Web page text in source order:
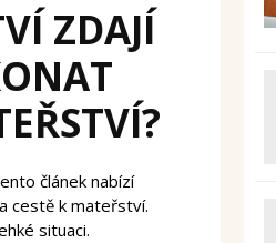
ZDAJÍ
článek nabízí
cestě k mateřství.
situaci.